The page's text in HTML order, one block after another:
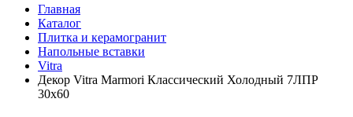
Главная
Каталог
Плитка и керамогранит
Напольные вставки
Vitra
Декор Vitra Marmori Классический Холодный 7ЛПР
30х60